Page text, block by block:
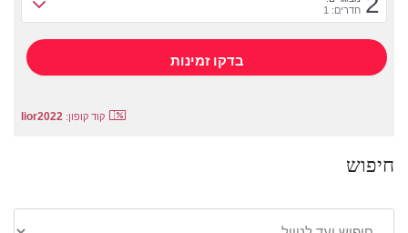
חדרים: 1
קוד קופון: lior2022
חיפוש